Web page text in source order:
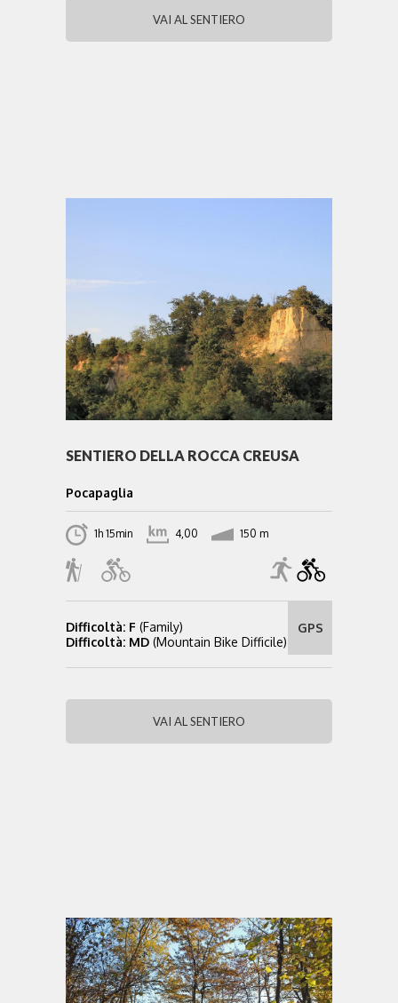
VAI AL SENTIERO
SENTIERO DELLA ROCCA CREUSA
Pocapaglia
1h 15min 4,00 150 m
Difficoltà: F (Family)
Difficoltà: MD (Mountain Bike Difficile)
GPS
VAI AL SENTIERO